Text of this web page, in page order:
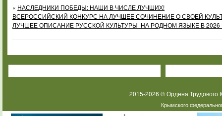
« НАСЛЕДНИКИ ПОБЕДЫ: НАШИ В ЧИСЛЕ ЛУЧШИХ!
ВСЕРОССИЙСКИЙ КОНКУРС НА ЛУЧШЕЕ СОЧИНЕНИЕ О СВОЕЙ
ЛУЧШЕЕ ОПИСАНИЕ РУССКОЙ КУЛЬТУРЫ НА РОДНОМ ЯЗЫКЕ В 2026
2015-2026 © Ордена
Крымского